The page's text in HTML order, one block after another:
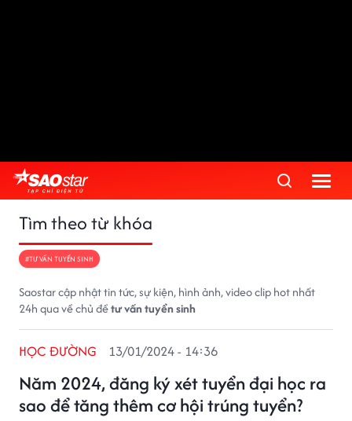
Tìm theo từ khóa
#TƯ VẤN TUYỂN SINH
Saostar cập nhật tin tức, sự kiện, hình ảnh, video clip hot nhất
24h qua về chủ đềtư vấn tuyển sinh
Năm 2024, đăng ký xét tuyển đại học ra
sao để tăng thêm cơ hội trúng tuyển?
HỌC ĐƯỜNG 13/01/2024 - 14:36